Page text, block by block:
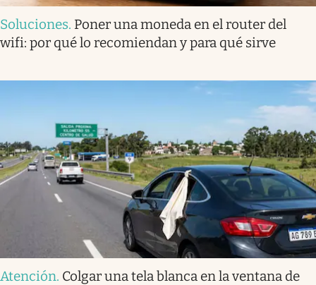
Soluciones. Poner una moneda en el router del
wifi: por qué lo recomiendan y para qué sirve
Atención. Colgar una tela blanca en la ventana de